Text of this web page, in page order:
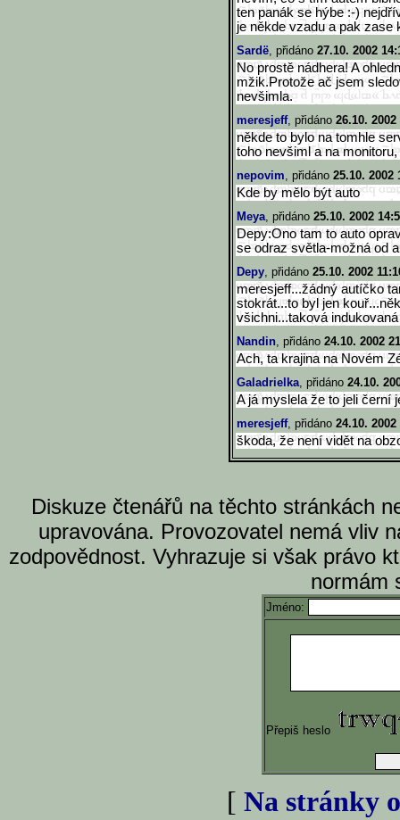
ten panák se hýbe :-)
je někde vzadu a pak
Sardë, přidáno 27.10. 2002
No prostě nádhera! A
mžik.Protože ač jsem
nevšimla.
meresjeff, přidáno 26.10. 2002
někde to bylo na tomhle
toho nevšiml a na
nepovim, přidáno 25.10. 2002
Kde by mělo být auto
Meya, přidáno 25.10. 2002
Depy:Ono tam to auto
se odraz světla-možná od
Depy, přidáno 25.10. 2002
meresjeff...žádný autíčko
stokrát...to byl jen
všichni...taková
Nandin, přidáno 24.10. 2002
Ach, ta krajina na Novém
Galadrielka, přidáno 24.10.
A já myslela že to jeli černí
meresjeff, přidáno 24.10. 2002
škoda, že není vidět na
Diskuze čtenářů na těchto stránkách
upravována. Provozovatel nemá vliv
zodpovědnost. Vyhrazuje si však právo
normám
Jméno:
Přepiš heslo
[ Na stránky